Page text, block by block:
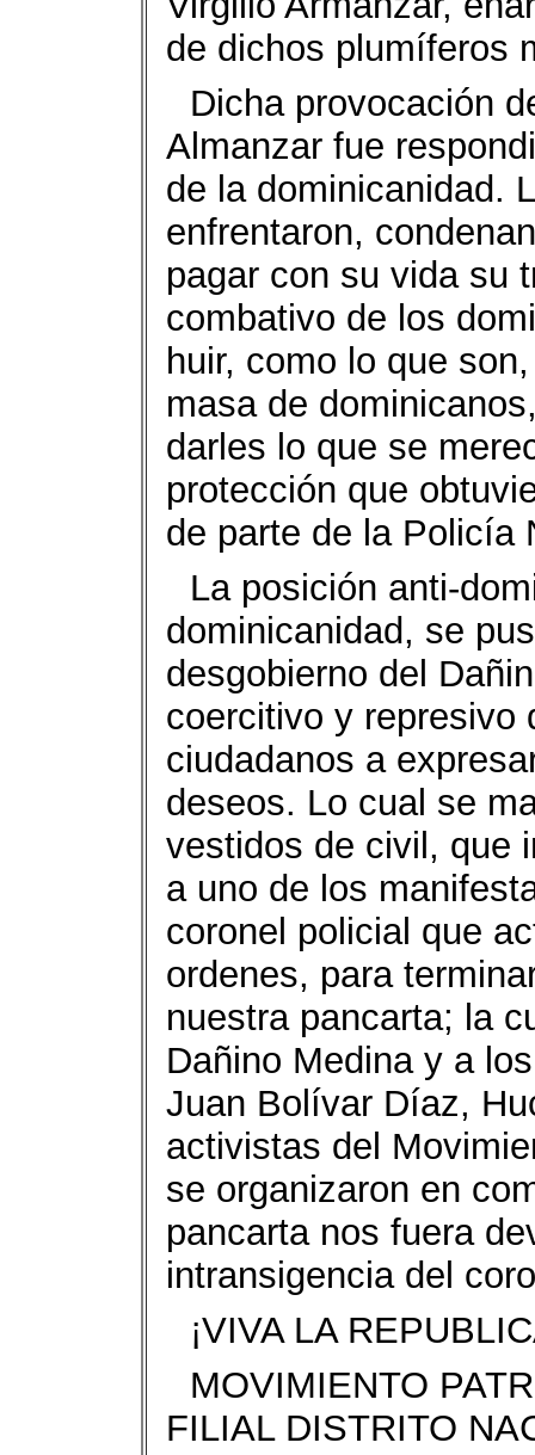
de dichos plumíferos
Dicha provocación
Almanzar fue
de la dominicanidad.
enfrentaron,
pagar con su vida su
combativo de los
huir, como lo que
masa de
darles lo que se
protección que
de parte de la Policía
La posición anti-
dominicanidad, se
desgobierno del
coercitivo y represivo
ciudadanos a
deseos. Lo cual se
vestidos de civil, que
a uno de los
coronel policial que
ordenes, para
nuestra pancarta; la
Dañino Medina y a
Juan Bolívar Díaz,
activistas del
se organizaron en
pancarta nos fuera
intransigencia del
¡VIVA LA
MOVIMIENTO
FILIAL DISTRITO